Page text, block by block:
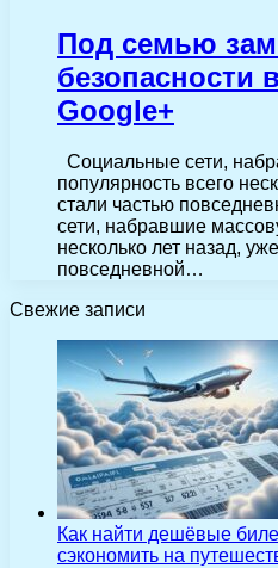
Под семью
безопасности
Google+
Социальные сети,
популярность всего
стали частью
сети, набравшие
несколько лет назад,
повседневной…
Свежие записи
Как найти дешёвые
сэкономить на